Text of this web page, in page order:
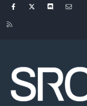
Facebook Discord
R